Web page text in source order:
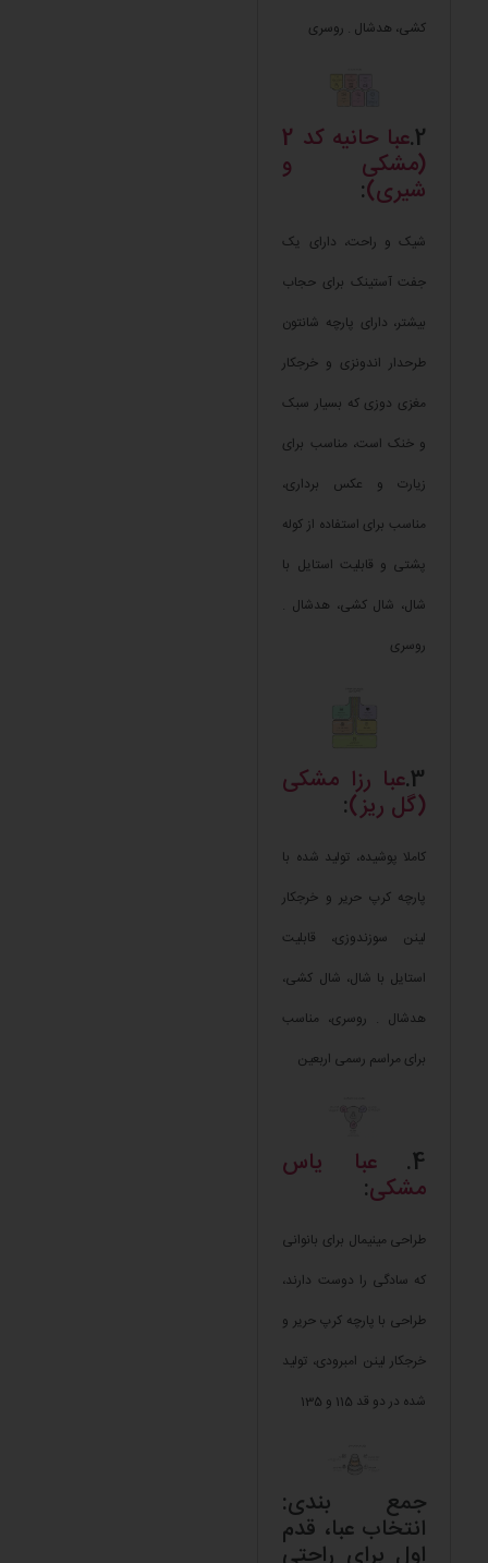
کشی، هدشال . روسری
2. عبا حانیه کد 2
(مشکی و
شیری):
شیک و راحت، دارای یک
جفت آستینک برای حجاب
بیشتر، دارای پارچه شانتون
طرحدار اندونزی و خرجکار
مغزی دوزی که بسیار سبک
و خنک است، مناسب برای
زیارت و عکس برداری،
مناسب برای استفاده از کوله
پشتی و قابلیت استایل با
شال، شال کشی، هدشال .
روسری
3.عبا رزا مشکی
(گل ریز):
کاملا پوشیده، تولید شده با
پارچه کرپ حریر و خرجکار
لینن سوزندوزی، قابلیت
استایل با شال، شال کشی،
هدشال . روسری، مناسب
برای مراسم رسمی اربعین
4. عبا یاس
مشکی:
طراحی مینیمال برای بانوانی
که سادگی را دوست دارند،
طراحی با پارچه کرپ حریر و
خرجکار لینن امبرودی، تولید
شده در دو قد 115 و 135
جمع بندی:
انتخاب عبا، قدم